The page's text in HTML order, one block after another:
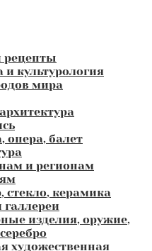
рецепты
и культурология
мира
опера, балет
и регионам
стекло, керамика
изделия, оружие,
художественная